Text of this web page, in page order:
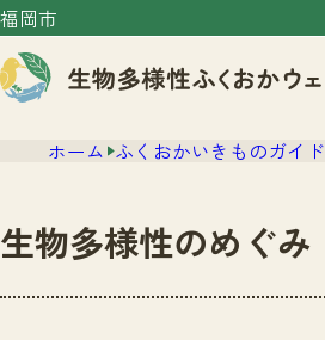
福岡市
センター紹介
ホーム ふくおかいきものガイド
生物多様性のめぐみ